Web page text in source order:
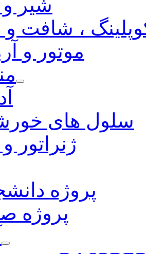
شیر
، شافت و
موتور و
سلول های
ژنراتور
پروژه
پروژه